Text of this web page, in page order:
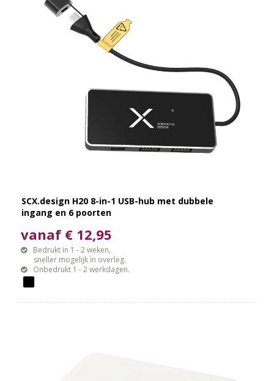
SCX.design H20 8-in-1 USB-hub met dubbele
ingang en 6 poorten
vanaf € 12,95
Bedrukt in 1 - 2 weken,
sneller mogelijk in overleg.
Onbedrukt 1 - 2 werkdagen.